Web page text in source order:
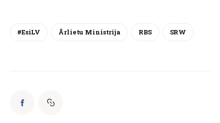
#esiLV Ārlietu Ministrija RBS SRW